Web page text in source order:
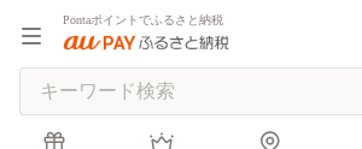
Pontaポイントでふるさと納税